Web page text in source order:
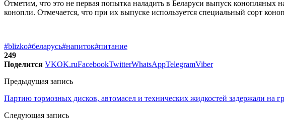
Отметим, что это не первая попытка наладить в Беларуси выпуск конопляных
конопли. Отмечается, что при их выпуске используется специальный сорт
#blizko#беларусь#напиток#питание
249
Поделится VKOK.ruFacebookTwitterWhatsAppTelegramViber
Предыдущая запись
Партию тормозных дисков, автомасел и технических жидкостей задержали на
Следующая запись